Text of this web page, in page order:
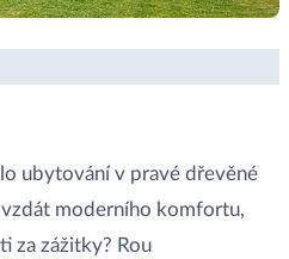
ubytování v pravé dřevěné
vzdát moderního komfortu,
za zážitky? Rou